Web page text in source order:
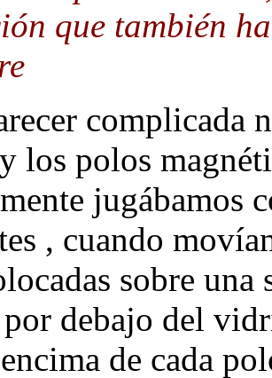
que también
complicada
los polos
jugábamos
, cuando
sobre
debajo del
de cada